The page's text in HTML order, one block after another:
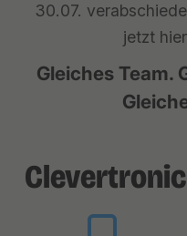
30.07.
jetzt
Gleiches Team.